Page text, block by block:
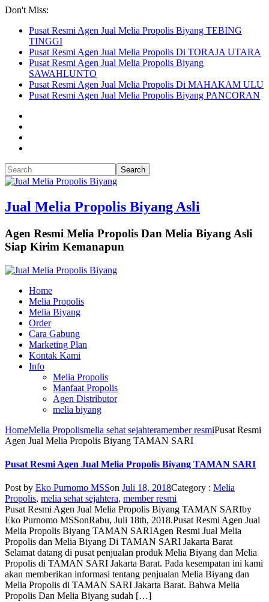
Don't Miss:
Pusat Resmi Agen Jual Melia Propolis Biyang TEBING
TINGGI
Pusat Resmi Agen Jual Melia Propolis Di TORAJA UTARA
Pusat Resmi Agen Jual Melia Propolis Biyang
SAWAHLUNTO
Pusat Resmi Agen Jual Melia Propolis Di MAHAKAM ULU
Pusat Resmi Agen Jual Melia Propolis Biyang PANCORAN
Jual Melia Propolis Biyang Asli
Agen Resmi Melia Propolis Dan Melia Biyang Asli
Siap Kirim Kemanapun
Home
Melia Propolis
Melia Biyang
Order
Cara Gabung
Marketing Plan
Kontak Kami
Info
Melia Propolis
Manfaat Propolis
Agen Distributor
melia biyang
HomeMelia Propolismelia sehat sejahteramember resmiPusat Resmi
Agen Jual Melia Propolis Biyang TAMAN SARI
Pusat Resmi Agen Jual Melia Propolis Biyang TAMAN SARI
Post by Eko Purnomo MSSon Juli 18, 2018Category : Melia
Propolis, melia sehat sejahtera, member resmi
Pusat Resmi Agen Jual Melia Propolis Biyang TAMAN SARIby
Eko Purnomo MSSonRabu, Juli 18th, 2018.Pusat Resmi Agen Jual
Melia Propolis Biyang TAMAN SARIAgen Resmi Jual Melia
Propolis dan Melia Biyang Di TAMAN SARI Jakarta Barat
Selamat datang di pusat penjualan produk Melia Biyang dan Melia
Propolis di TAMAN SARI Jakarta Barat. Pada kesempatan ini kami
akan memberikan informasi tentang penjualan Melia Biyang dan
Melia Propolis di TAMAN SARI Jakarta Barat. Bahwa Melia
Propolis Dan Melia Biyang sudah […]